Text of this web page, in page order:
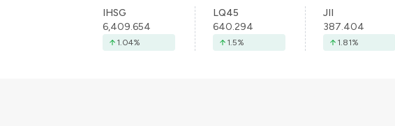
IHSG
6,409.654
1.04%
LQ45
640.294
1.5%
JII
387.404
1.81%